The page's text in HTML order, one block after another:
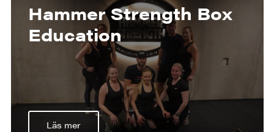
Hammer Strength Box
Education
Läs mer